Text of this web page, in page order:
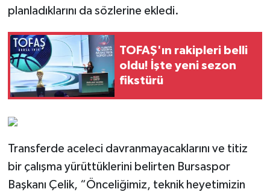
planladıklarını da sözlerine ekledi.
TOFAŞ'ın rakipleri belli
oldu! İşte yeni sezon
fikstürü
Transferde aceleci davranmayacaklarını ve titiz
bir çalışma yürüttüklerini belirten Bursaspor
Başkanı Çelik, “Önceliğimiz, teknik heyetimizin